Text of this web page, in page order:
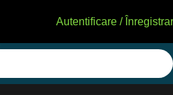
Autentificare /